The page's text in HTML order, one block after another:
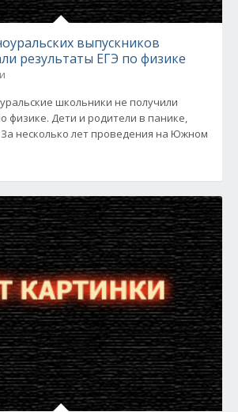
выпускников
результаты ЕГЭ по физике
школьники не получили
физике. Дети и родители в панике,
несколько лет проведения на Южном